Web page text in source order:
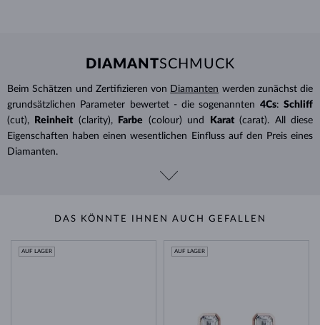
DIAMANTSCHMUCK
Beim Schätzen und Zertifizieren von Diamanten werden zunächst die
grundsätzlichen Parameter bewertet - die sogenannten 4Cs: Schliff
(cut),
Reinheit (clarity), Farbe (colour) und Karat (carat). All diese
Eigenschaften haben einen wesentlichen Einfluss auf den Preis eines
Diamanten.
DAS KÖNNTE IHNEN AUCH GEFALLEN
AUF LAGER AUF LAGER